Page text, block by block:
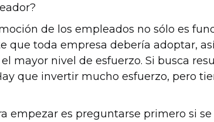
de los empleados no sólo es
que toda empresa debería adoptar,
mayor nivel de esfuerzo. Si busca
que invertir mucho esfuerzo, pero
empezar es preguntarse primero si